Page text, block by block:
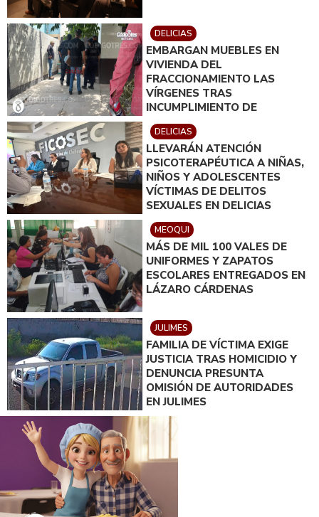
DELICIAS
EMBARGAN MUEBLES EN
VIVIENDA DEL
FRACCIONAMIENTO LAS
VÍRGENES TRAS
INCUMPLIMIENTO DE
ACUERDO DE PAGO
DELICIAS
LLEVARÁN ATENCIÓN
PSICOTERAPÉUTICA A NIÑAS,
NIÑOS Y ADOLESCENTES
VÍCTIMAS DE DELITOS
SEXUALES EN DELICIAS
MEOQUI
MÁS DE MIL 100 VALES DE
UNIFORMES Y ZAPATOS
ESCOLARES ENTREGADOS EN
LÁZARO CÁRDENAS
JULIMES
FAMILIA DE VÍCTIMA EXIGE
JUSTICIA TRAS HOMICIDIO Y
DENUNCIA PRESUNTA
OMISIÓN DE AUTORIDADES
EN JULIMES